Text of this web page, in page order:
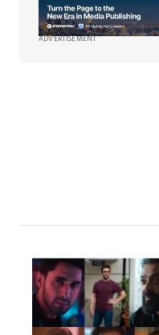
ADVERTISEMENT